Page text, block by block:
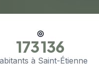
◎
173 136
à Saint-Étienne